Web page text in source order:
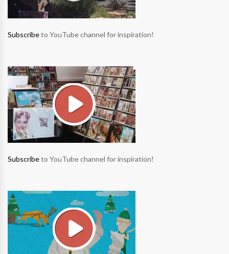
Subscribeto YouTube channel for inspiration!
Subscribeto YouTube channel for inspiration!